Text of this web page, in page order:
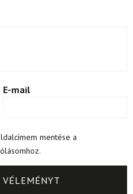
E-mail
mentése a